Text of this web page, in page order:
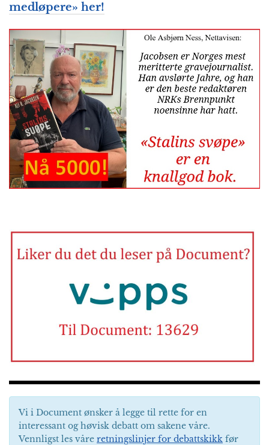
medløpere» her!
Vi i Document ønsker å legge til rette for en
interessant og høvisk debatt om sakene våre.
Vennligst les våre retningslinjer for debattskikk før